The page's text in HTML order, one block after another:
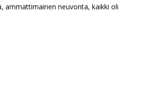
ammattimainen neuvonta, kaikki oli